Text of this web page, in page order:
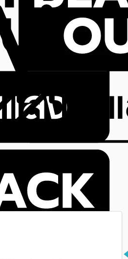
สินค้าหมด
BENETTA
ผ้าม่านจีบ BENETTA
BOSTON UV 140X160 ซม.